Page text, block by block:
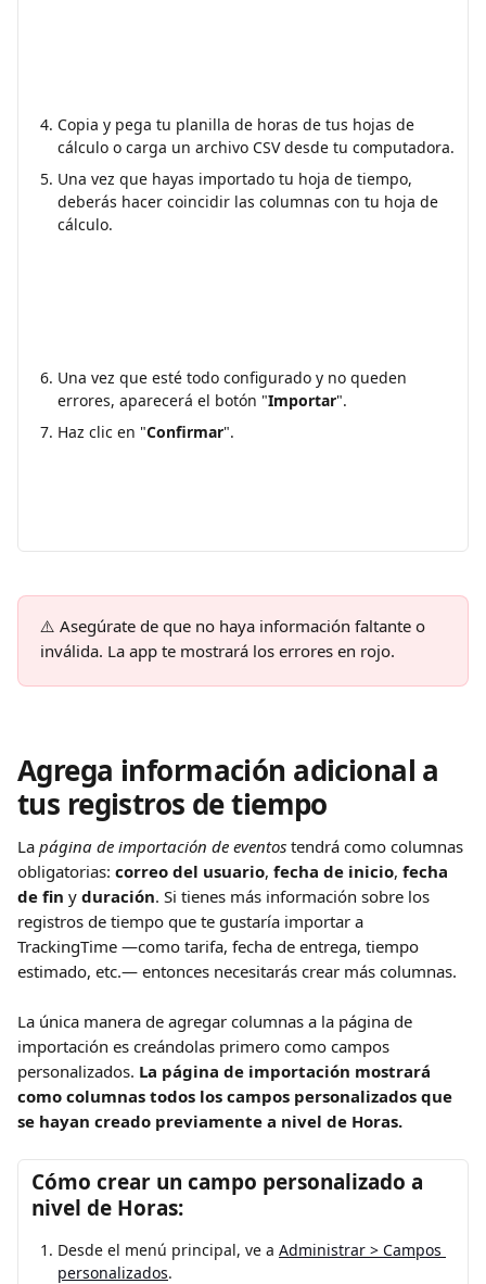
Copia y pega tu planilla de horas de tus hojas de
cálculo o carga un archivo CSV desde tu computadora.
Una vez que hayas importado tu hoja de tiempo,
deberás hacer coincidir las columnas con tu hoja de
cálculo.
Una vez que esté todo configurado y no queden
errores, aparecerá el botón "Importar".
Haz clic en "Confirmar".
⚠️ Asegúrate de que no haya información faltante o
inválida. La app te mostrará los errores en rojo.
Agrega información adicional a
tus registros de tiempo
La página de importación de eventos tendrá como columnas
obligatorias: correo del usuario, fecha de inicio, fecha
de fin y duración. Si tienes más información sobre los
registros de tiempo que te gustaría importar a
TrackingTime —como tarifa, fecha de entrega, tiempo
estimado, etc.— entonces necesitarás crear más columnas.
La única manera de agregar columnas a la página de
importación es creándolas primero como campos
personalizados. La página de importación mostrará
como columnas todos los campos personalizados que
se hayan creado previamente a nivel de Horas.
Cómo crear un campo personalizado a
nivel de Horas:
Desde el menú principal, ve a Administrar > Campos
personalizados.